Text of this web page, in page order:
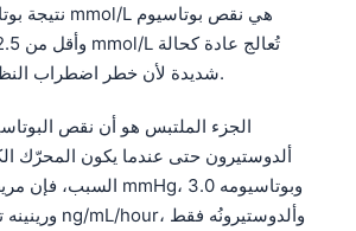
شديدة لأن خطر اضطراب النظم يرتفع بشكل حاد.
الجزء الملتبس هو أن نقص
ألدوستيرون حتى عندما يكون المحرّك